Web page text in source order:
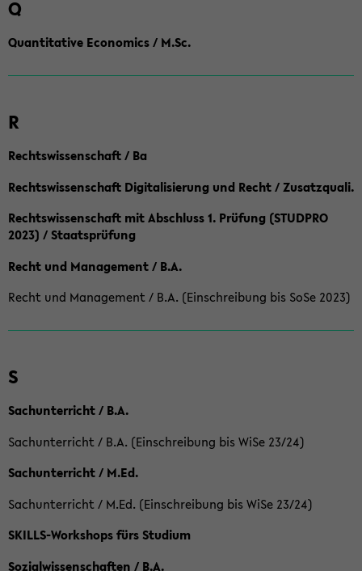
Q
Quantitative Economics / M.Sc.
R
Rechtswissenschaft / Ba
Rechtswissenschaft Digitalisierung und Recht / Zusatzquali.
Rechtswissenschaft mit Abschluss 1. Prüfung (STUDPRO
2023) / Staatsprüfung
Recht und Management / B.A.
Recht und Management / B.A. (Einschreibung bis SoSe 2023)
S
Sachunterricht / B.A.
Sachunterricht / B.A. (Einschreibung bis WiSe 23/24)
Sachunterricht / M.Ed.
Sachunterricht / M.Ed. (Einschreibung bis WiSe 23/24)
SKILLS-Workshops fürs Studium
Sozialwissenschaften / B.A.